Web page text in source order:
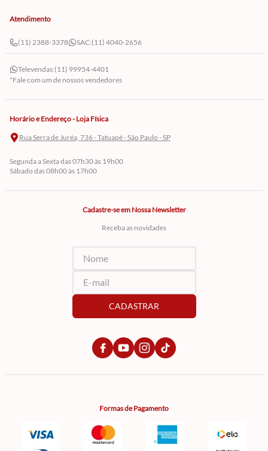
Atendimento
(11) 2388-3378 SAC:(11) 4040-2656
Televendas:(11) 99954-4401
*Fale com um de nossos vendedores
Horário e Endereço - Loja Física
Rua Serra de Juréa, 736 - Tatuapé - São Paulo - SP
Segunda a Sexta das 07h30 às 19h00
Sábado das 08h00 às 17h00
Cadastre-se em Nossa Newsletter
Receba as novidades
CADASTRAR
Formas de Pagamento